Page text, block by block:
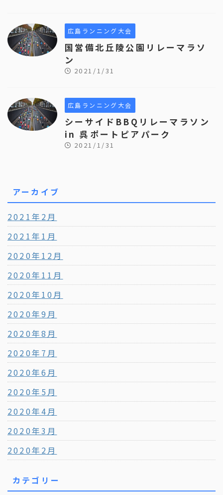
広島ランニング大会
国営備北丘陵公園リレーマラソ
ン
2021/1/31
広島ランニング大会
シーサイドBBQリレーマラソン
in 呉ポートピアパーク
2021/1/31
アーカイブ
2021年2月
2021年1月
2020年12月
2020年11月
2020年10月
2020年9月
2020年8月
2020年7月
2020年6月
2020年5月
2020年4月
2020年3月
2020年2月
カテゴリー